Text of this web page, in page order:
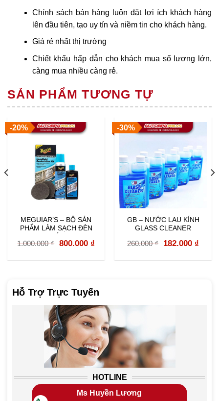
Hỗ Trợ Trực Tuyến
HOTLINE
Ms Huyền Lương
Chính sách bán hàng luôn đặt lợi ích khách hàng
lên đầu tiên, tạo uy tín và niềm tin cho khách hàng.
Giá rẻ nhất thị trường
Chiết khấu hấp dẫn cho khách mua số lượng lớn,
càng mua nhiều càng rẻ.
SẢN PHẨM TƯƠNG TỰ
-20%
MEGUIAR’S – BỘ SẢN
PHẨM LÀM SẠCH ĐÈN
1.000.000₫ Original
800.000 ₫Current
-30%
GB – NƯỚC LAU KÍNH
GLASS CLEANER
260.000₫
Original
182.000 ₫